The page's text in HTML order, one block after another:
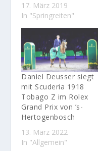
17. März 2019
In "Springreiten"
Daniel Deusser siegt
mit Scuderia 1918
Tobago Z im Rolex
Grand Prix von ’s-
Hertogenbosch
13. März 2022
In "Allgemein"